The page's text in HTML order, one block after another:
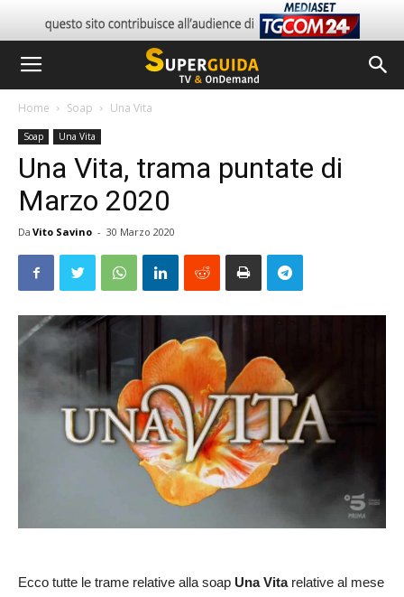
Home Soap Una Vita
Soap Una Vita
Una Vita, trama puntate di
Marzo 2020
Da Vito Savino - 30 Marzo 2020
Ecco tutte le trame relative alla soap Una Vitarelative al mese